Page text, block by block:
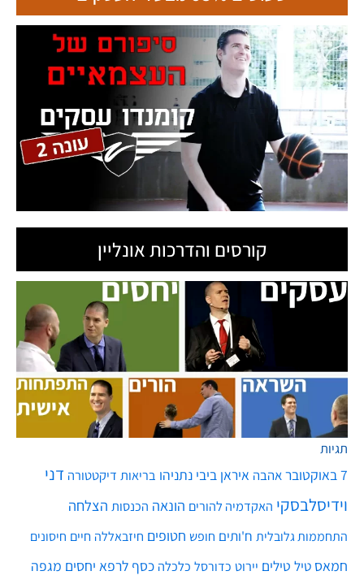
קורסים והדרכות אונליין
תגיות
7 באוקטובר אהבה איראן ביבי נתניהו בריאות דיקטטורה דני
וידיסלבסקי האקדמיה להורים הונאה הכנסות הצלחה
התחממות גלובלית ח'ותים חופש חטופים חיזבאללה חיים חיסונים
חמאס טיל טילים יירוט כדורסל כלכלה כסף לרפא יחסים מגפה